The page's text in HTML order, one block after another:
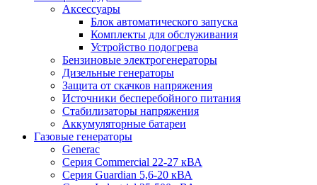
Аксессуары
Блок автоматического запуска
Комплекты для обслуживания
Устройство подогрева
Бензиновые электрогенераторы
Дизельные генераторы
Защита от скачков напряжения
Источники бесперебойного питания
Стабилизаторы напряжения
Аккумуляторные батареи
Газовые генераторы
Generac
Серия Commercial 22-27 кВА
Серия Guardian 5,6-20 кВА